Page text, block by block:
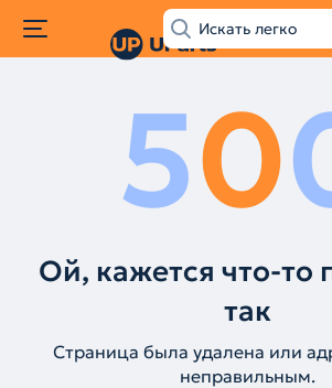
50
Ой, кажется что-то
так
Страница была удалена или
неправильным.